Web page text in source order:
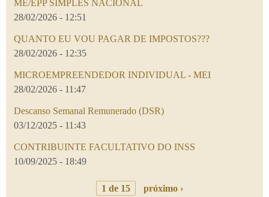
ME/EPP SIMPLES NACIONAL
28/02/2026 - 12:51
QUANTO EU VOU PAGAR DE IMPOSTOS???
28/02/2026 - 12:35
MICROEMPREENDEDOR INDIVIDUAL - MEI
28/02/2026 - 11:47
Descanso Semanal Remunerado (DSR)
03/12/2025 - 11:43
CONTRIBUINTE FACULTATIVO DO INSS
10/09/2025 - 18:49
1 de 15
próximo ›